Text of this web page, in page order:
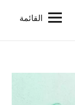
القائمة